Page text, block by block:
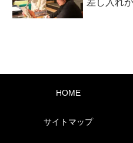
差し入れ
HOME
サイトマップ